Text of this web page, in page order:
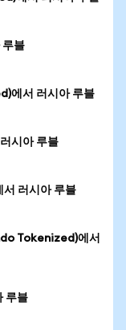
블
에서 러시아 루블
시아 루블
러시아 루블
Tokenized)에서
루블